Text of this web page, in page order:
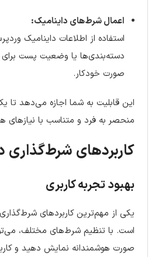
اعمال شرط‌های داینامیک:
استفاده از اطلاعات داینامیک
دسته‌بندی‌ها یا وضعیت پست
صورت خودکار.
این قابلیت به شما اجازه می‌دهد تا
منحصر به فرد و متناسب با نیازهای هر
کاربردهای شرط‌گذاری
بهبود تجربه کاربری
یکی از مهم‌ترین کاربردهای
است. با تنظیم شرط‌های مختلف،
صورت هوشمندانه نمایش دهید و